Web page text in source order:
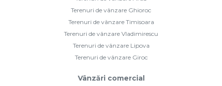
Terenuri de vânzare Ghioroc
Terenuri de vânzare Timisoara
Terenuri de vânzare Vladimirescu
Terenuri de vânzare Lipova
Terenuri de vânzare Giroc
Vânzări comercial